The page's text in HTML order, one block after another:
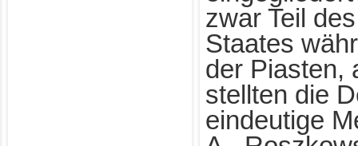
zwar Teil
Staates
der Piasten,
stellten die
eindeutige